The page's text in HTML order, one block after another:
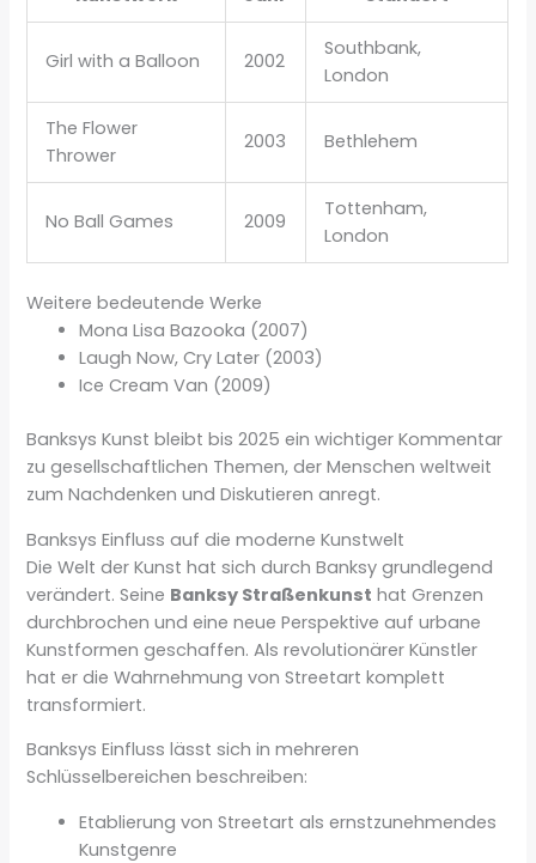
Girl with a Balloon 2002
Southbank,
London
The Flower
Thrower
2003 Bethlehem
No Ball Games 2009
Tottenham,
London
Weitere bedeutende Werke
Mona Lisa Bazooka (2007)
Laugh Now, Cry Later (2003)
Ice Cream Van (2009)
Banksys Kunst bleibt bis 2025 ein wichtiger Kommentar
zu gesellschaftlichen Themen, der Menschen weltweit
zum Nachdenken und Diskutieren anregt.
Banksys Einfluss auf die moderne Kunstwelt
Die Welt der Kunst hat sich durch Banksy grundlegend
verändert. Seine Banksy Straßenkunst hat Grenzen
durchbrochen und eine neue Perspektive auf urbane
Kunstformen geschaffen. Als revolutionärer Künstler
hat er die Wahrnehmung von Streetart komplett
transformiert.
Banksys Einfluss lässt sich in mehreren
Schlüsselbereichen beschreiben:
Etablierung von Streetart als ernstzunehmendes
Kunstgenre